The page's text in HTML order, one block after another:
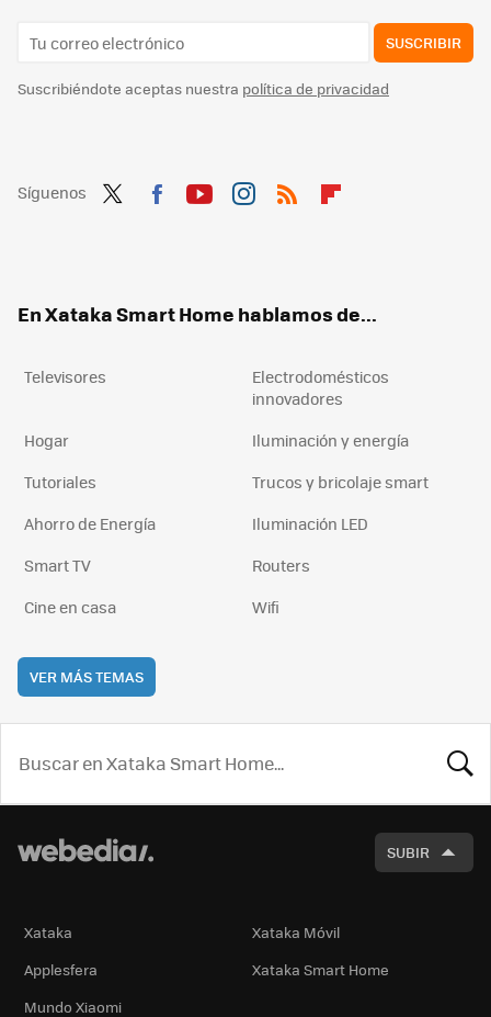
SUSCRIBIR
Suscribiéndote aceptas nuestra política de privacidad
Síguenos
En Xataka Smart Home hablamos de...
Televisores
Electrodomésticos
innovadores
Hogar
Iluminación y energía
Tutoriales
Trucos y bricolaje smart
Ahorro de Energía
Iluminación LED
Smart TV
Routers
Cine en casa
Wifi
VER MÁS TEMAS
SUBIR
Xataka
Xataka Móvil
Applesfera
Xataka Smart Home
Mundo Xiaomi